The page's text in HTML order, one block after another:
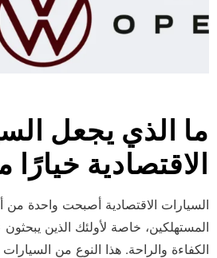
ما الذي يجعل
الاقتصادية خيارًا
السيارات الاقتصادية أصبحت واحدة من
المستهلكين، خاصة لأولئك الذين
الكفاءة والراحة. هذا النوع من